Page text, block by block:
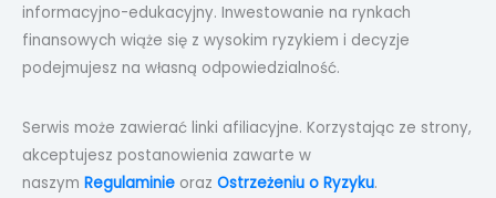
informacyjno-edukacyjny. Inwestowanie na rynkach
finansowych wiąże się z wysokim ryzykiem i decyzje
podejmujesz na własną odpowiedzialność.
Serwis może zawierać linki afiliacyjne. Korzystając ze strony,
akceptujesz postanowienia zawarte w
naszym Regulaminie oraz Ostrzeżeniu o Ryzyku.